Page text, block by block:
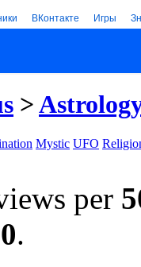
ВКонтакте Игры
>
Mystic UFO
per
.